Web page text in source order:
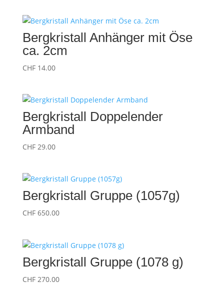
Bergkristall Anhänger mit Öse
ca. 2cm
CHF14.00
Bergkristall Doppelender
Armband
CHF29.00
Bergkristall Gruppe (1057g)
CHF650.00
Bergkristall Gruppe (1078 g)
CHF270.00